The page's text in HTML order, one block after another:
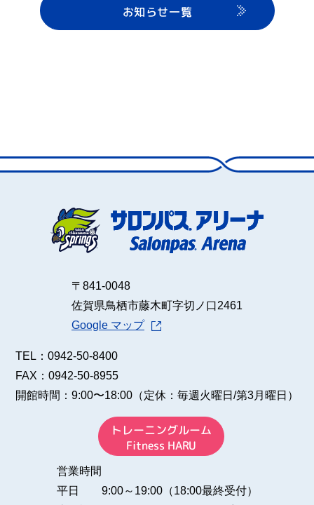
お知らせ一覧
施設のご予約
〒841-0048
佐賀県鳥栖市藤木町字切ノ口2461
Google マップ
TEL：0942-50-8400
FAX：0942-50-8955
開館時間：9:00〜18:00 （定休：毎週火曜日/第3月曜日）
トレーニングルーム
Fitness HARU
営業時間
平日 9:00～19:00（18:00最終受付）